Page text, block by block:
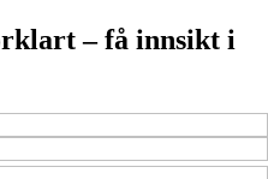
– få innsikt i